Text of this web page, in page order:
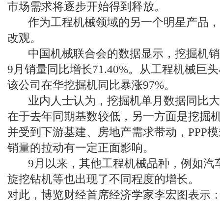
市场需求将逐步开始得到释放。
作为工程机械领域的另一个明星产品，
改观。
中国机械联合会的数据显示，挖掘机销
9月销量同比增长71.40%。从工程机械巨
该公司在华挖掘机同比暴涨97%。
业内人士认为，挖掘机单月数据同比大
在于去年同期基数较低，另一方面是挖掘
并受到下游基建、房地产需求带动，PPP
销量的拉动有一定正面影响。
9月以来，其他工程机械品种，例如汽
旋挖钻机等也出现了不同程度的增长。
对此，博览财经首席经济学家李宏图表示